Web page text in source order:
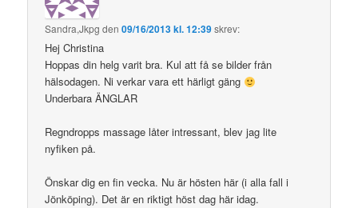
Sandra,Jkpg den09/16/2013 kl. 12:39skrev:
Hej Christina
Hoppas din helg varit bra. Kul att få se bilder från
hälsodagen. Ni verkar vara ett härligt gäng
Underbara ÄNGLAR
Regndropps massage låter intressant, blev jag lite
nyfiken på.
Önskar dig en fin vecka. Nu är hösten här (i alla fall i
Jönköping). Det är en riktigt höst dag här idag.